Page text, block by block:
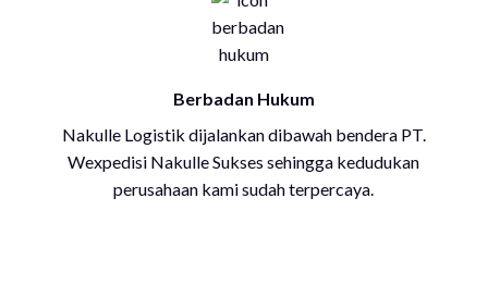
Berbadan Hukum
Nakulle Logistik dijalankan dibawah bendera PT.
Wexpedisi Nakulle Sukses sehingga kedudukan
perusahaan kami sudah terpercaya.